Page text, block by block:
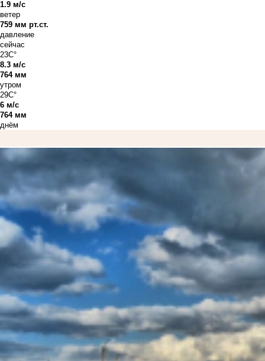
1.9 м/с
ветер
759 мм рт.ст.
давление
сейчас
23C°
8.3 м/с
764 мм
утром
29C°
6 м/с
764 мм
днём